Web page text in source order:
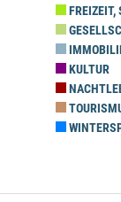
FREIZEIT,
KULTUR